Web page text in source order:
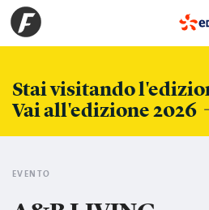
Stai visitando
Vai all'edizione 2026
EVENTO